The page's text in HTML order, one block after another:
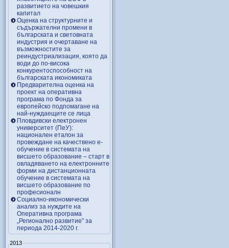
развитието на човешкия
капитал
Оценка на структурните и
съдържателни промени в
българската и световната
индустрия и очертаване на
възможностите за
реиндустриализация, която да
води до по-висока
конкурентоспособност на
българската икономиката
Предварителна оценка на
проект на оперативна
програма по Фонда за
европейско подпомагане на
най-нуждаещите се лица
Пловдивски електронен
университет (ПеУ):
национален еталон за
провеждане на качествено е-
обучение в системата на
висшето образование – старт в
овладяването на електронните
форми на дистанционната
обучение в системата на
висшето образование по
професионалн
Социално-икономически
анализ за нуждите на
Оперативна програма
„Регионално развитие” за
периода 2014-2020 г.
2013